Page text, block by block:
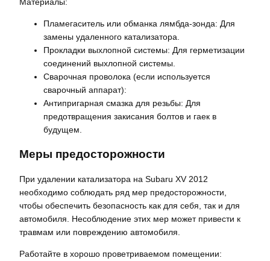
Материалы:
Пламегаситель или обманка лямбда-зонда: Для
замены удаленного катализатора.
Прокладки выхлопной системы: Для герметизации
соединений выхлопной системы.
Сварочная проволока (если используется
сварочный аппарат):
Антипригарная смазка для резьбы: Для
предотвращения закисания болтов и гаек в
будущем.
Меры предосторожности
При удалении катализатора на Subaru XV 2012
необходимо соблюдать ряд мер предосторожности,
чтобы обеспечить безопасность как для себя, так и для
автомобиля. Несоблюдение этих мер может привести к
травмам или повреждению автомобиля.
Работайте в хорошо проветриваемом помещении: